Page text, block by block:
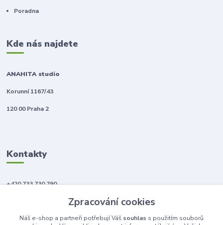
Poradna
Kde nás najdete
ANAHITA studio
Korunní 1167/43
120 00 Praha 2
Kontakty
+420 733 730 790
Zpracování cookies
Náš e-shop a partneři potřebují Váš souhlas s použitím souborů